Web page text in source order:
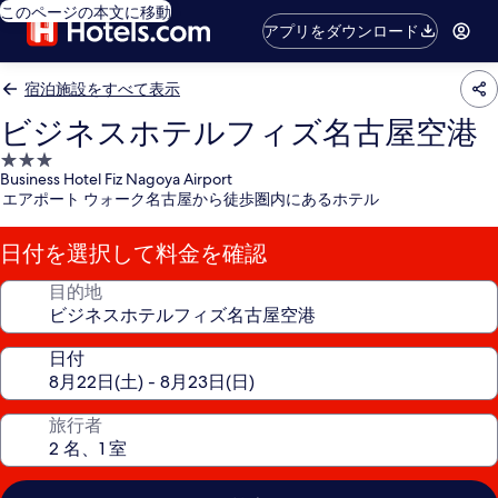
このページの本文に移動
アプリをダウンロード
宿泊施設をすべて表示
ビジネスホテルフィズ名古屋空港
3.0
つ
星
宿
泊
施
Business Hotel Fiz Nagoya Airport
エアポート ウォーク名古屋から徒歩圏内にあるホテル
日付を選択して料金を確認
目的地
日付
旅行者